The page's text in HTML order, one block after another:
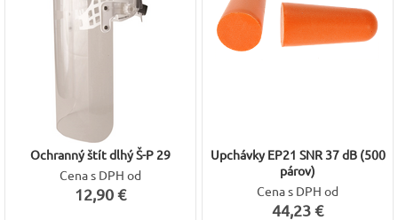
Ochranný štít dlhý Š-P 29
Cena s DPH od
12,90 €
Upchávky EP21 SNR 37 dB (500
párov)
Cena s DPH od
44,23 €